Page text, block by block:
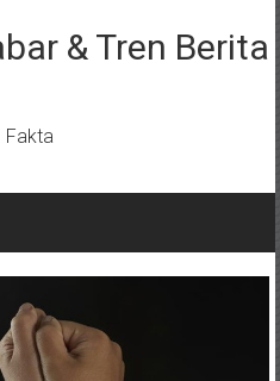
& Tren Berita
Fakta